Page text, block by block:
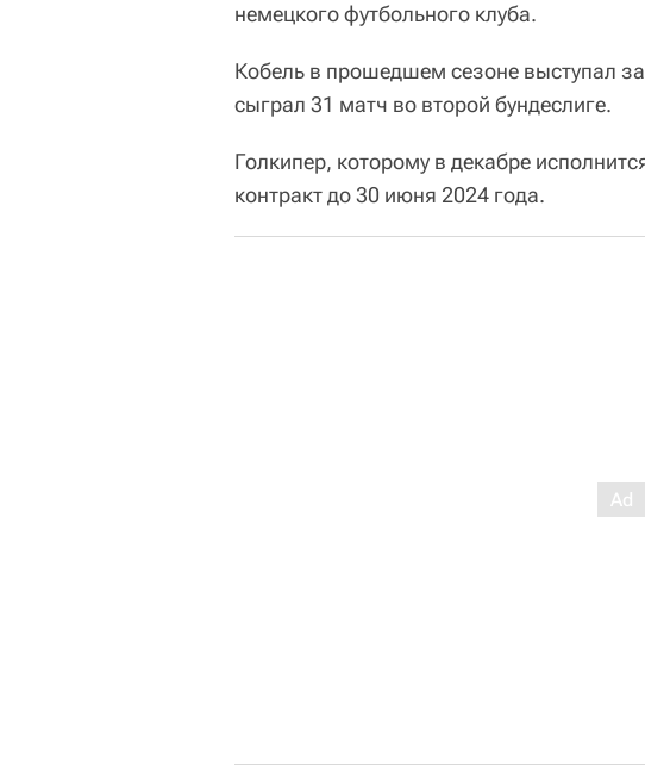
немецкого футбольного клуба.
Кобель в прошедшем сезоне выступал
сыграл 31 матч во второй бундеслиге.
Голкипер, которому в декабре
контракт до 30 июня 2024 года.